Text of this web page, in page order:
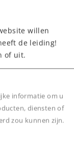
willen
de leiding!
of uit.
informatie om u
diensten of
zou kunnen zijn.